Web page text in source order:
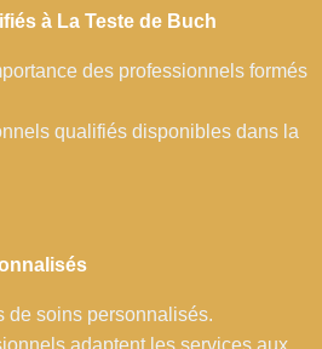
à La Teste de Buch
des professionnels formés
qualifiés disponibles dans la
de soins personnalisés.
adaptent les services aux